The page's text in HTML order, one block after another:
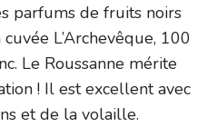
parfums de fruits noirs
L’Archevêque, 100
Le Roussanne mérite
! Il est excellent avec
et de la volaille.